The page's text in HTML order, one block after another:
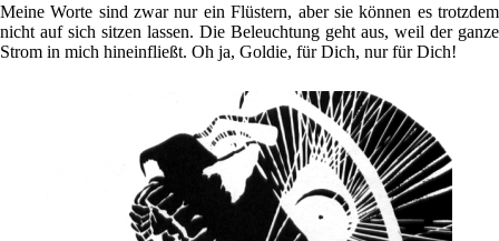
Meine Worte sind zwar nur ein Flüstern, aber sie können es trotzdem
nicht auf sich sitzen lassen. Die Beleuchtung geht aus, weil der ganze
Strom in mich hineinfließt. Oh ja, Goldie, für Dich, nur für Dich!